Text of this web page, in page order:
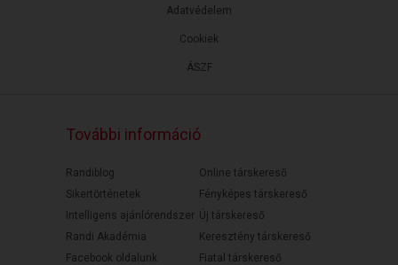
ÁSZF
Adatvédelem
Cookiek
További információ
Randiblog
Sikertörténetek
Intelligens ajánlórendszer
Randi Akadémia
Facebook oldalunk
Online társkereső
Fényképes társkereső
Új társkereső
Keresztény társkereső
Fiatal társkereső